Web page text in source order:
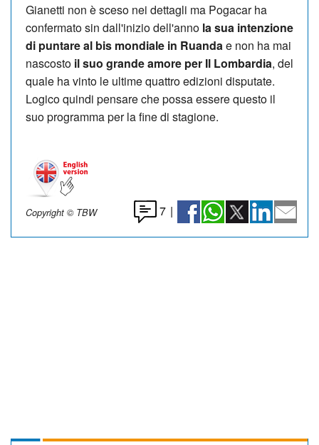
Gianetti non è sceso nei dettagli ma Pogacar ha
confermato sin dall'inizio dell'anno la sua intenzione
di puntare al bis mondiale in Ruandae non ha mai
nascosto il suo grande amore per Il Lombardia, del
quale ha vinto le ultime quattro edizioni disputate.
Logico quindi pensare che possa essere questo il
suo programma per la fine di stagione.
Copyright © TBW 7 |